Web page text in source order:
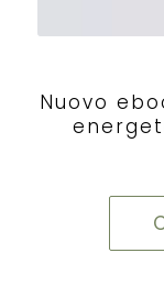
Nuovo